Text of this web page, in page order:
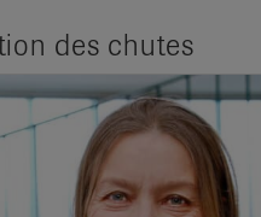
des chutes